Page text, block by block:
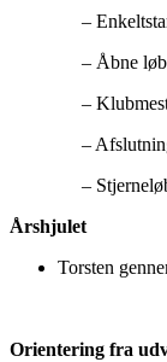
–
– Åbne
–
–
–
Årshjulet
Torsten
Orientering fra